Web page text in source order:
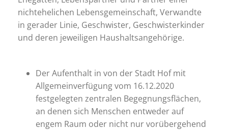
nichtehelichen Lebensgemeinschaft, Verwandte
in gerader Linie, Geschwister, Geschwisterkinder
und deren jeweiligen Haushaltsangehörige.
Der Aufenthalt in von der Stadt Hof mit
Allgemeinverfügung vom 16.12.2020
festgelegten zentralen Begegnungsflächen,
an denen sich Menschen entweder auf
engem Raum oder nicht nur vorübergehend